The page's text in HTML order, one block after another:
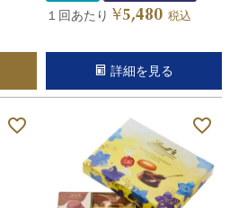
１回あたり ¥5,480 税込
詳細を見る